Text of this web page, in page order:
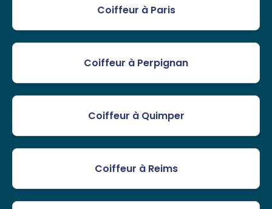
Coiffeur à Paris
Coiffeur à Perpignan
Coiffeur à Quimper
Coiffeur à Reims